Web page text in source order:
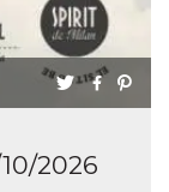
2026